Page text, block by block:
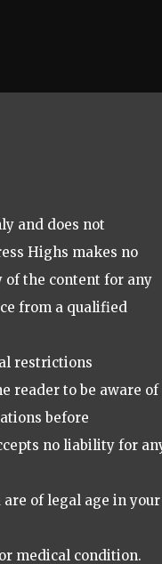
and does not
Highs makes no
of the content for any
from a qualified
restrictions
reader to be aware of
before
no liability for
of legal age in your
medical condition.